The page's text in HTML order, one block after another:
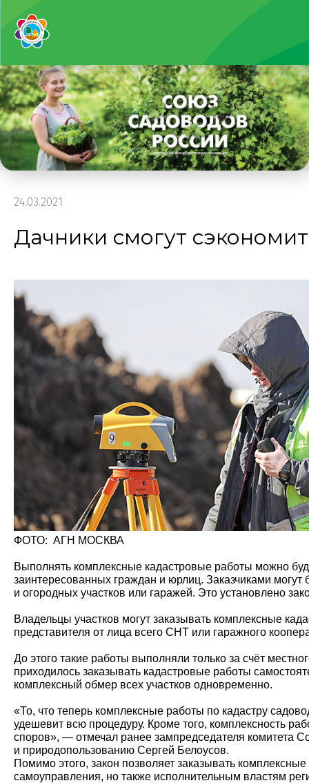
24.03.2021
Дачники смогут
ФОТО: АГН МОСКВА
Выполнять комплексные кадастровые работы можно
заинтересованных граждан и юрлиц. Заказчиками
и огородных участков или гаражей. Это установлено
Владельцы участков могут заказывать комплексные
представителя от лица всего СНТ или гаражного
До этого такие работы выполняли только за счёт
приходилось заказывать кадастровые работы
комплексный обмер всех участков одновременно.
«То, что теперь комплексные работы по кадастру
удешевит всю процедуру. Кроме того, комплексность
споров», — отмечал ранее зампредседателя комитета
и природопользованию Сергей Белоусов.
Помимо этого, закон позволяет заказывать
самоуправления, но также исполнительным властям